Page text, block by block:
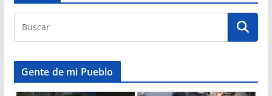
Gente de mi Pueblo